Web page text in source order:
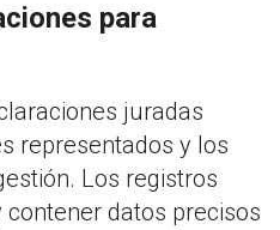
para
juradas
representados y los
Los registros
datos precisos